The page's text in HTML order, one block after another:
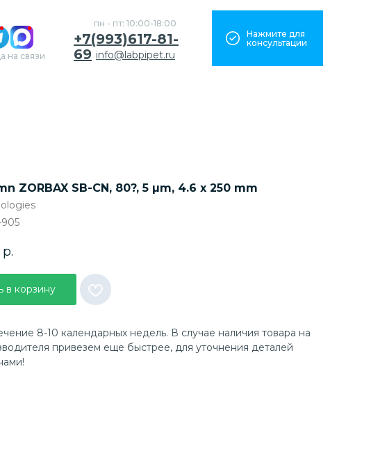
Нажмите для
консультации
пн - пт: 10:00-18:00
info@labpipet.ru
на связи
+7(993)617-81-
69
ZORBAX SB-CN, 80?, 5 µm, 4.6 x 250 mm
р.
в корзину
8-10 календарных недель. В случае наличия товара на
привезем еще быстрее, для уточнения деталей